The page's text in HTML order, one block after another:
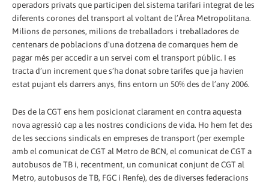
operadors privats que participen del sistema tarifari integrat de les
diferents corones del transport al voltant de l’Àrea Metropolitana.
Milions de persones, milions de treballadors i treballadores de
centenars de poblacions d'una dotzena de comarques hem de
pagar més per accedir a un servei com el transport públic. I es
tracta d’un increment que s’ha donat sobre tarifes que ja havien
estat pujant els darrers anys, fins entorn un 50% des de l’any 2006.
Des de la CGT ens hem posicionat clarament en contra aquesta
nova agressió cap a les nostres condicions de vida. Ho hem fet des
de les seccions sindicals en empreses de transport (per exemple
amb el comunicat de CGT al Metro de BCN, el comunicat de CGT a
autobusos de TB i, recentment, un comunicat conjunt de CGT al
Metro, autobusos de TB, FGC i Renfe), des de diverses federacions